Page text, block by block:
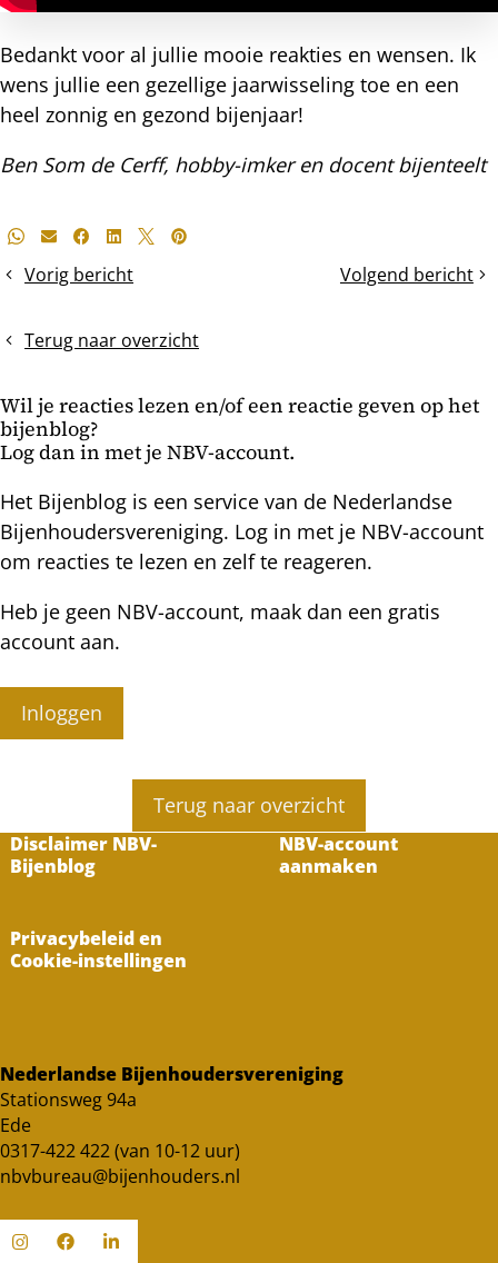
Bedankt voor al jullie mooie reakties en wensen. Ik
wens jullie een gezellige jaarwisseling toe en een
heel zonnig en gezond bijenjaar!
Ben Som de Cerff, hobby-imker en docent bijenteelt
Deel
bericht
Whatsapp
E-mailFacebook
LinkedIn
X Pinterest
Vorig bericht
Sneltest
Volgend bericht
Bijvoeren
Terug naar overzicht
Wil je reacties lezen en/of een reactie geven op het
bijenblog?
Log dan in met je NBV-account.
Het Bijenblog is een service van de Nederlandse
Bijenhoudersvereniging. Log in met je NBV-account
om reacties te lezen en zelf te reageren.
Heb je geen NBV-account, maak dan een gratis
account aan.
Inloggen
Terug naar overzicht
Disclaimer NBV-
Bijenblog
NBV-account
aanmaken
Privacybeleid en
Cookie-instellingen
Nederlandse Bijenhoudersvereniging
Stationsweg 94a
Ede
0317-422 422 (van 10-12 uur)
nbvbureau@bijenhouders.nl